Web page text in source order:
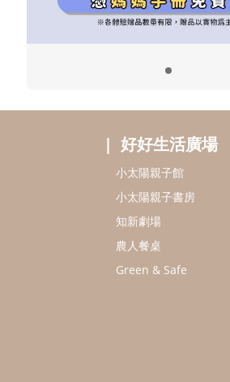
好好生活廣場
小太陽親子館
小太陽親子書房
知新劇場
農人餐桌
Green & Safe